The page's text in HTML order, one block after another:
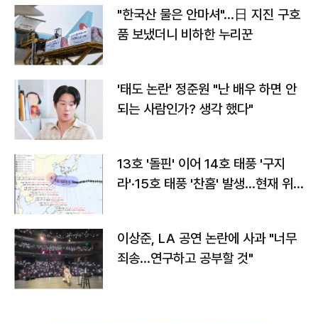
"한국산 물은 안마셔"…日 지진 구호
품 보냈더니 비하한 누리꾼
'태도 논란' 정준원 "난 배우 하면 안
되는 사람인가? 생각 했다"
13호 '돌핀' 이어 14호 태풍 '구지
라'·15호 태풍 '찬홈' 발생…현재 위
이상준, LA 공연 논란에 사과 "너무
죄송…연구하고 공부할 것"